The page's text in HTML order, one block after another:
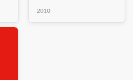
2010